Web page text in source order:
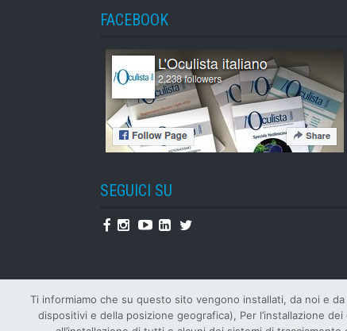
FACEBOOK
SEGUICI SU
Facebook
Instagram
YoutubeLinkedin
Twitter
Ti informiamo che su questo sito vengono installati, da noi e
dispositivi e della posizione geografica), Per l’installazione